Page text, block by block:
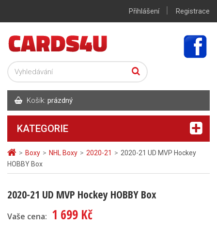
> Boxy > NHL Boxy > 2020-21 > 2020-21 UD MVP Hockey
HOBBY Box
2020-21 UD MVP Hockey HOBBY Box
Vaše cena: 1 699 Kč
Přihlášení | Registrace
Košík: prázdný
KATEGORIE